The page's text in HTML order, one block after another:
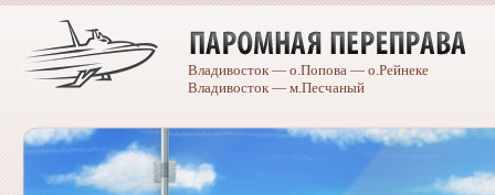
Владивосток — о.Попова — о.Рейнеке
Владивосток — м.Песчаный
Caterpillar
spare